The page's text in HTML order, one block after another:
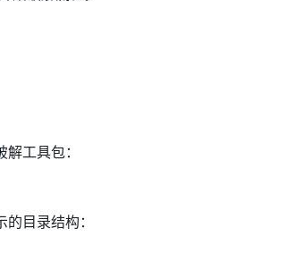
工具包：
目录结构：